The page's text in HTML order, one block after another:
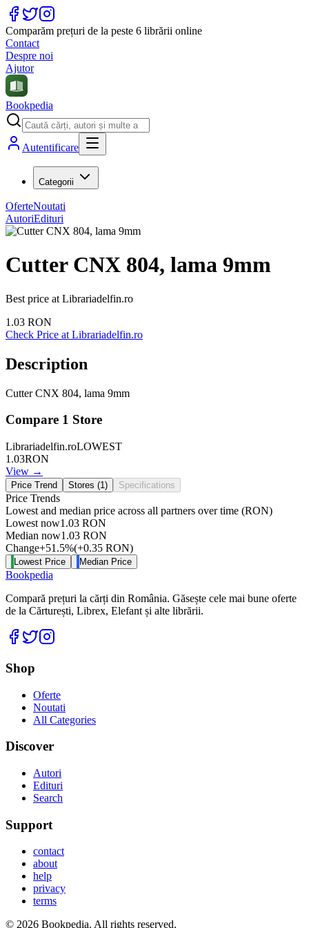
Comparăm prețuri de la peste 6 librării online
Contact
Despre noi
Ajutor
Bookpedia
Autentificare
Categorii
OferteNoutati
AutoriEdituri
Cutter CNX 804, lama 9mm
Best price at Librariadelfin.ro
1.03 RON
Check Price at Librariadelfin.ro
Description
Cutter CNX 804, lama 9mm
Compare 1 Store
Librariadelfin.roLOWEST
1.03RON
View →
Price Trend Stores (1) Specifications
Price Trends
Lowest and median price across all partners over time (RON)
Lowest now1.03 RON
Median now1.03 RON
Change+51.5%(+0.35 RON)
Lowest Price Median Price
Bookpedia
Compară prețuri la cărți din România. Găsește cele mai bune oferte
de la Cărturești, Librex, Elefant și alte librării.
Facebook
Twitter
Shop
Oferte
Noutati
All Categories
Discover
Autori
Edituri
Search
Support
contact
about
help
privacy
terms
© 2026 Bookpedia. All rights reserved.